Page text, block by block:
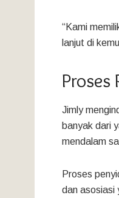
“Kami
lanjut di
Jimly
banyak dari
mendalam
Proses
dan asosiasi